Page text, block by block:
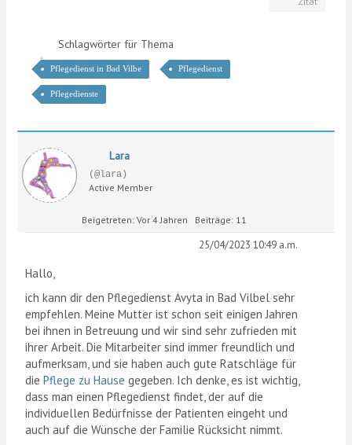
Schlagwörter für Thema
Pflegedienst in Bad Vilbe Pflegedienst
Pflegedienste
Lara
(@lara)
Active Member
Beigetreten: Vor 4 Jahren Beiträge: 11
25/04/2023 10:49 a.m.
Hallo,
ich kann dir den Pflegedienst Avyta in Bad Vilbel sehr
empfehlen. Meine Mutter ist schon seit einigen Jahren
bei ihnen in Betreuung und wir sind sehr zufrieden mit
ihrer Arbeit. Die Mitarbeiter sind immer freundlich und
aufmerksam, und sie haben auch gute Ratschläge für
diePflege zu Hause gegeben. Ich denke, es ist wichtig,
dass man einen Pflegedienst findet, der auf die
individuellen Bedürfnisse der Patienten eingeht und
auch auf die Wünsche der Familie Rücksicht nimmt.